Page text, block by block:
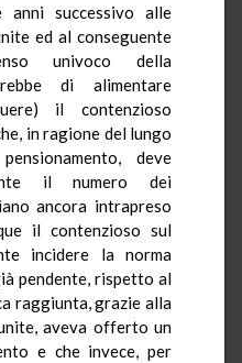
successivo alle
ed al conseguente
univoco della
di alimentare
il contenzioso
in ragione del lungo
deve
il numero dei
ancora intrapreso
il contenzioso sul
incidere la norma
pendente, rispetto al
raggiunta, grazie alla
aveva offerto un
e che invece, per